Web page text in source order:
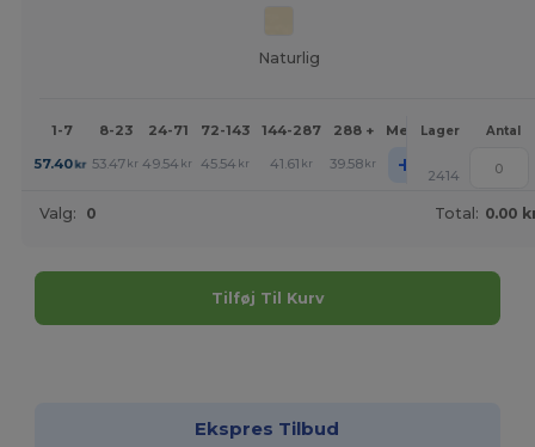
Naturlig
1-7 8-23 24-71 72-143 144-287 288 + MereLager Antal
57.40kr 53.47 kr 49.54 kr 45.54 kr 41.61 kr 39.58 kr + 2414
Valg: 0 Total: 0.00
Tilføj Til Kurv
Ekspres Tilbud